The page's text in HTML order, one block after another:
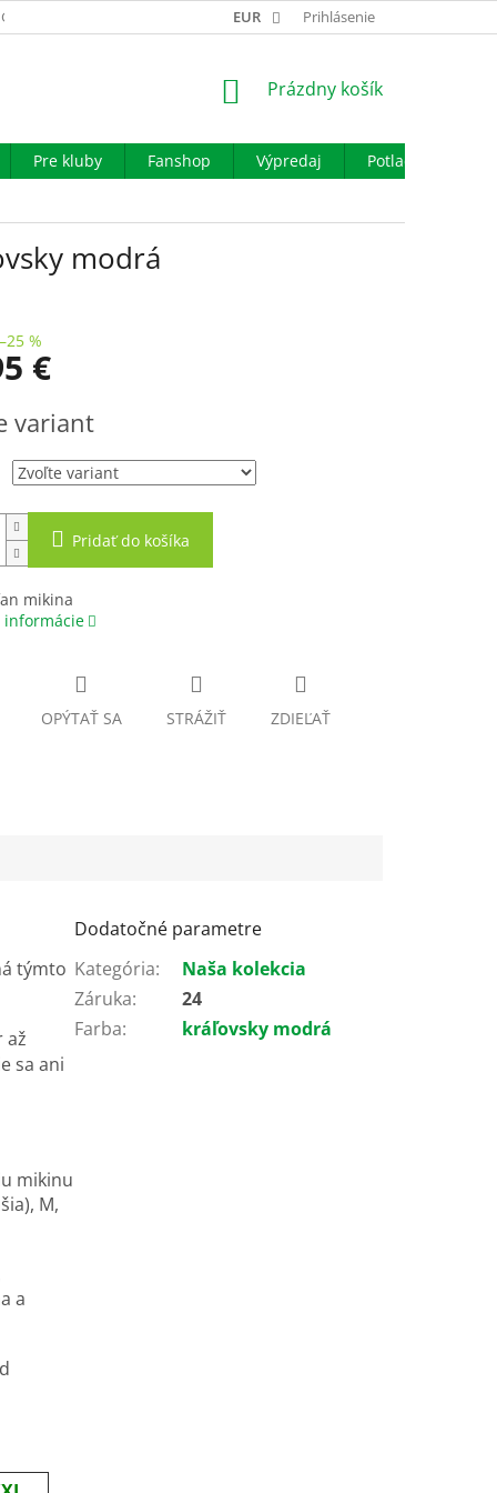
GARANCIA VÝMENY TOVARU REKLAMAČNÝ PORIADOK
EUR Prihlásenie
NÁKUPNÝ
Prázdny košík
Pre kluby Fanshop Výpredaj Potlač
modrá
–25 %
€
variant
Pridať do košíka
mikina
informácie
OPÝTAŤ SA STRÁŽIŤ ZDIEĽAŤ
týmto
až
sa ani
mikinu
M,
a
Dodatočné parametre
Kategória:
Naša kolekcia
Záruka:
24
Farba: kráľovsky modrá